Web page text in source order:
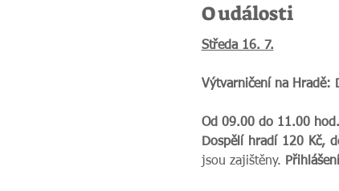
O události
Středa 16. 7.
Výtvarničení na Hradě:
Od 09.00 do 11.00 hod.
Dospělí hradí 120 Kč,
jsou zajištěny.